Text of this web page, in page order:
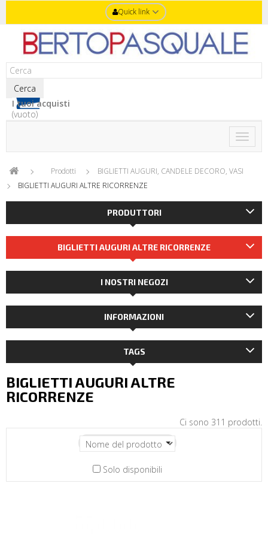
Quick link
Cerca
I tuoi acquisti
(vuoto)
Toggle
Prodotti
BIGLIETTI AUGURI, CANDELE DECORO, VASI
BIGLIETTI AUGURI ALTRE RICORRENZE
PRODUTTORI
BIGLIETTI AUGURI ALTRE RICORRENZE
I NOSTRI NEGOZI
INFORMAZIONI
TAGS
BIGLIETTI AUGURI ALTRE
RICORRENZE
Ci sono 311 prodotti.
Solo disponibili